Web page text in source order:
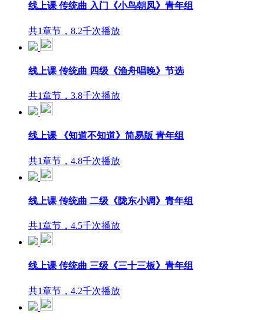
线上课 传统曲 入门《小鸟朝凤》青年组
共1章节，8.2千次播放
线上课 传统曲 四级《渔舟唱晚》节选
共1章节，3.8千次播放
线上课 《知道不知道》简易版 青年组
共1章节，4.8千次播放
线上课 传统曲 二级《陇东小调》青年组
共1章节，4.5千次播放
线上课 传统曲 三级《三十三板》青年组
共1章节，4.2千次播放